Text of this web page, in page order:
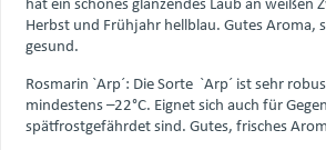
hat ein schönes glänzendes Laub an weißen
Herbst und Frühjahr hellblau. Gutes Aroma,
gesund.
Rosmarin `Arp´: Die Sorte `Arp´ ist sehr
mindestens –22°C. Eignet sich auch für
spätfrostgefährdet sind. Gutes, frisches